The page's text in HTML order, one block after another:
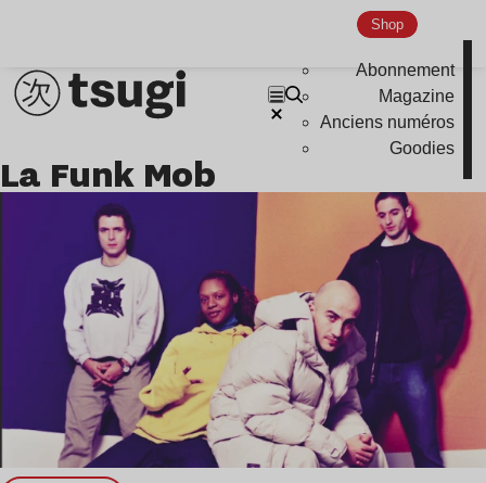
Shop
Abonnement
Magazine
Anciens numéros
Goodies
Indie
La Funk Mob